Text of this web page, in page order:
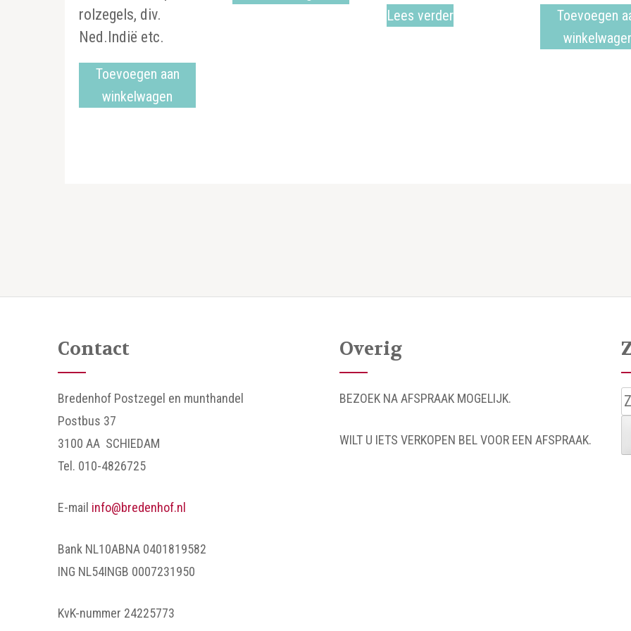
rolzegels, div.
Ned.Indië etc.
Toevoegen aan
winkelwagen
Lees verder
Toevoegen
Contact
Bredenhof Postzegel en munthandel
Postbus 37
3100 AA SCHIEDAM
Tel. 010-4826725
E-mail info@bredenhof.nl
Bank NL10ABNA 0401819582
ING NL54INGB 0007231950
KvK-nummer 24225773
Overig
BEZOEK NA AFSPRAAK MOGELIJK.
WILT U IETS VERKOPEN BEL VOOR EEN AFSPRAAK.